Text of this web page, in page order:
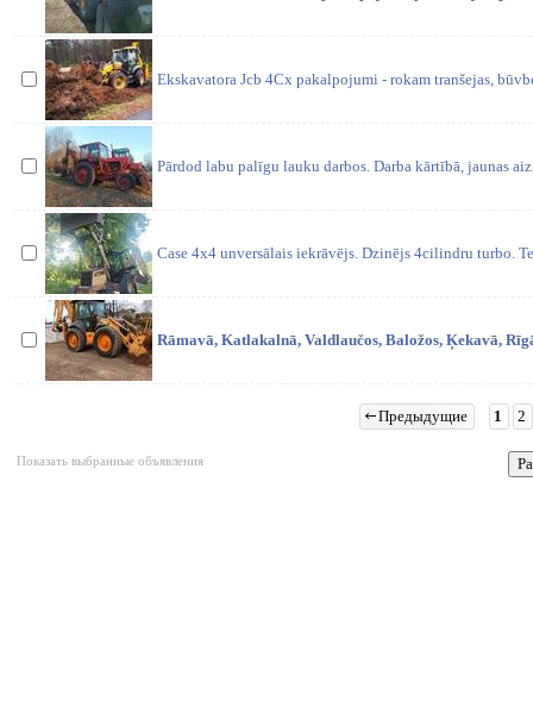
Ekskavatora Jcb 4Cx pakalpojumi - rokam tranšejas,
Pārdod labu palīgu lauku darbos. Darba kārtībā, jaunas
Case 4x4 unversālais iekrāvējs. Dzinējs 4cilindru turbo.
Rāmavā, Katlakalnā, Valdlaučos, Baložos, Ķekavā,
Предыдущие 1 2
Показать выбранные объявления